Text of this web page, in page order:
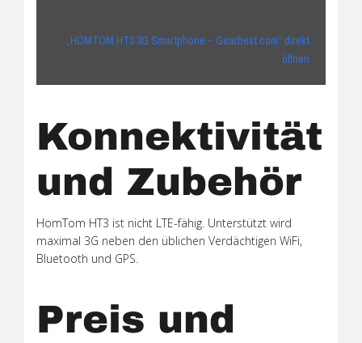
„HOMTOM HT3 3G Smartphone – Gearbest.com“ direkt
öffnen
Konnektivität
und Zubehör
HomTom HT3 ist nicht LTE-fähig. Unterstützt wird
maximal 3G neben den üblichen Verdächtigen WiFi,
Bluetooth und GPS.
Preis und